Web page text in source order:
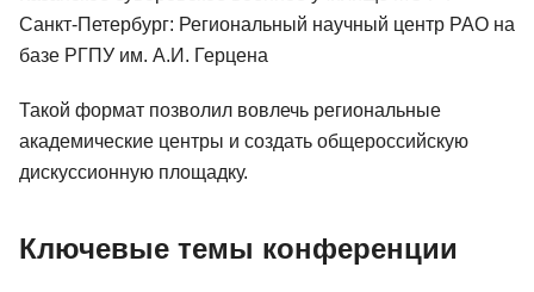
Санкт-Петербург: Региональный научный центр РАО на
базе РГПУ им. А.И. Герцена
Такой формат позволил вовлечь региональные
академические центры и создать общероссийскую
дискуссионную площадку.
Ключевые темы конференции